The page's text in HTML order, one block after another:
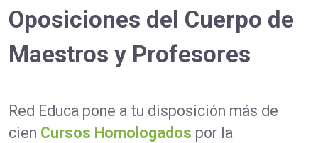
Oposiciones del Cuerpo de
Maestros y Profesores
Red Educa pone a tu disposición más de
cien Cursos Homologados por la